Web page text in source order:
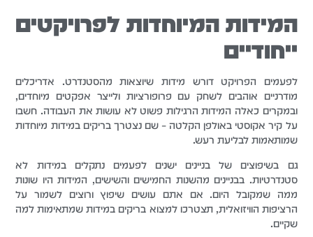
המידות המיוחדות לפרויקטים
ייחודיים
לפעמים הפרויקט דורש מידות שיוצאות מהסטנדרט. אדריכלים
מודרניים אוהבים לשחק עם פרופורציות ולייצר אפקטים מיוחדים,
ובמקרים כאלה המידות הרגילות פשוט לא עושות את העבודה. חשבו
על קיר אקוסטי באולפן הקלטה – שם נצטרך בריקים במידות מיוחדות
שמותאמות לבליעת רעש.
גם בשיפוצים של בניינים ישנים לפעמים נתקלים במידות לא
סטנדרטיות. בבניינים מהשנות החמישים והשישים, המידות היו שונות
ממה שמקובל היום. אם אתם עושים שיפוץ ורוצים לשמור על
הרציפות הוויזואלית, תצטרכו למצוא בריקים במידות שמתאימות למה
שקיים.